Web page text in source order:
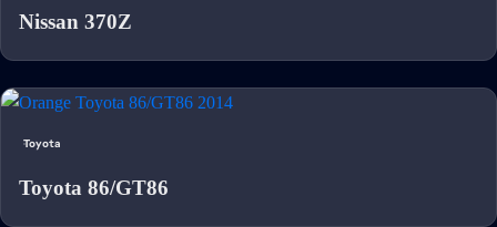
Nissan 370Z
Toyota
Toyota 86/GT86